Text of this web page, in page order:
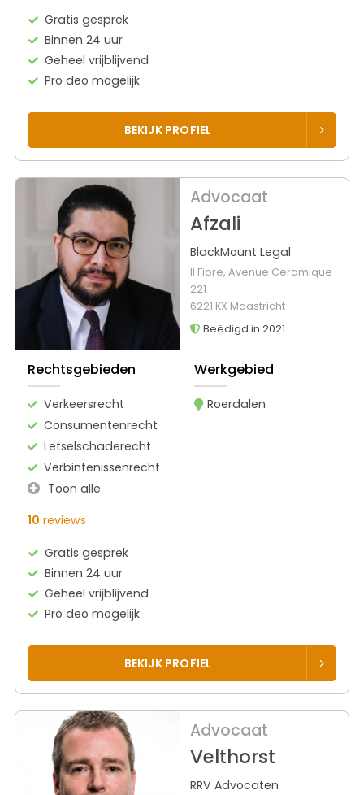
Gratis gesprek
Binnen 24 uur
Geheel vrijblijvend
Pro deo mogelijk
BEKIJK PROFIEL
Advocaat
Afzali
BlackMount Legal
Il Fiore, Avenue Ceramique
221
6221 KX Maastricht
Beëdigd in 2021
Rechtsgebieden
Verkeersrecht
Consumentenrecht
Letselschaderecht
Verbintenissenrecht
Toon alle
Werkgebied
Roerdalen
10 reviews
Gratis gesprek
Binnen 24 uur
Geheel vrijblijvend
Pro deo mogelijk
BEKIJK PROFIEL
Advocaat
Velthorst
RRV Advocaten